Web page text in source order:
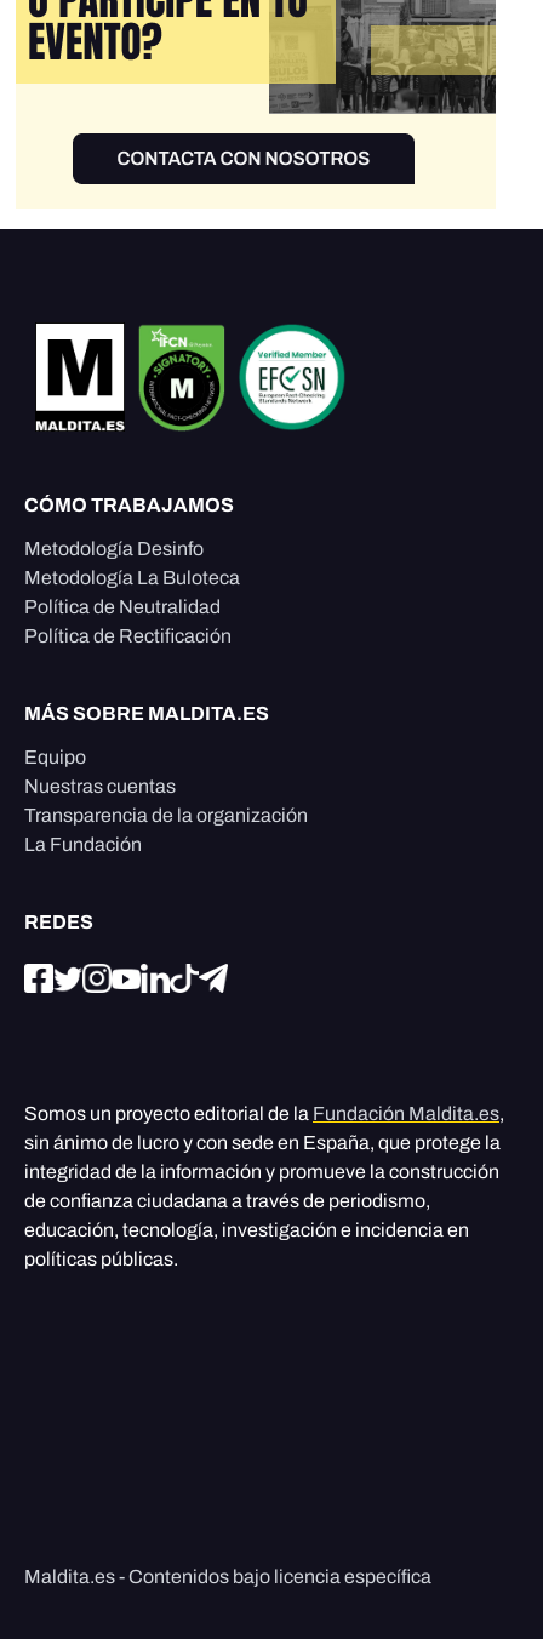
CÓMO TRABAJAMOS
Metodología Desinfo
Metodología La Buloteca
Política de Neutralidad
Política de Rectificación
MÁS SOBRE MALDITA.ES
Equipo
Nuestras cuentas
Transparencia de la organización
La Fundación
REDES
Somos un proyecto editorial de la Fundación Maldita.es,
sin ánimo de lucro y con sede en España, que protege la
integridad de la información y promueve la construcción
de confianza ciudadana a través de periodismo,
educación, tecnología, investigación e incidencia en
políticas públicas.
Maldita.es - Contenidos bajo licencia específica